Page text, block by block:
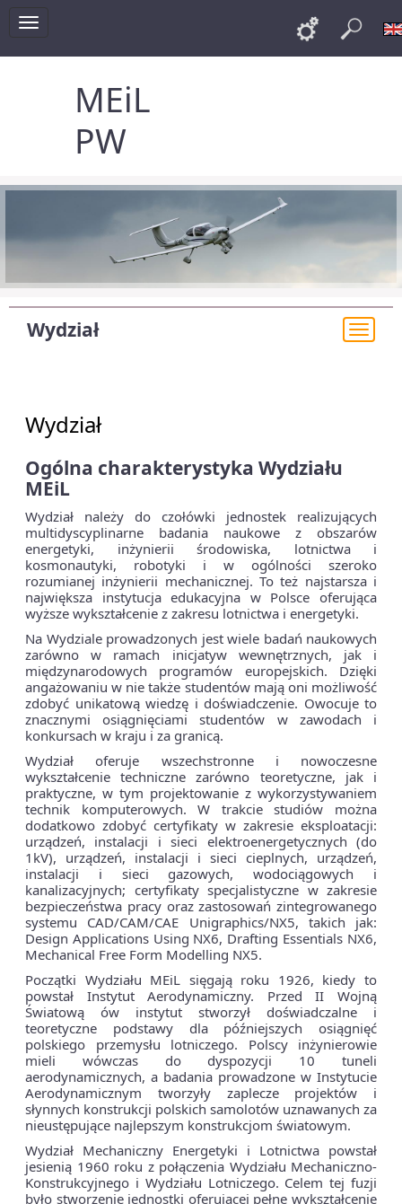
Toggle
navigation
Links
MEiL
PW
Wydział
Wydział
Ogólna charakterystyka Wydziału
MEiL
Wydział należy do czołówki jednostek realizujących
multidyscyplinarne badania naukowe z obszarów
energetyki, inżynierii środowiska, lotnictwa i
kosmonautyki, robotyki i w ogólności szeroko
rozumianej inżynierii mechanicznej. To też najstarsza i
największa instytucja edukacyjna w Polsce oferująca
wyższe wykształcenie z zakresu lotnictwa i energetyki.
Na Wydziale prowadzonych jest wiele badań naukowych
zarówno w ramach inicjatyw wewnętrznych, jak i
międzynarodowych programów europejskich. Dzięki
angażowaniu w nie także studentów mają oni możliwość
zdobyć unikatową wiedzę i doświadczenie. Owocuje to
znacznymi osiągnięciami studentów w zawodach i
konkursach w kraju i za granicą.
Wydział oferuje wszechstronne i nowoczesne
wykształcenie techniczne zarówno teoretyczne, jak i
praktyczne, w tym projektowanie z wykorzystywaniem
technik komputerowych. W trakcie studiów można
dodatkowo zdobyć certyfikaty w zakresie eksploatacji:
urządzeń, instalacji i sieci elektroenergetycznych (do
1kV), urządzeń, instalacji i sieci cieplnych, urządzeń,
instalacji i sieci gazowych, wodociągowych i
kanalizacyjnych; certyfikaty specjalistyczne w zakresie
bezpieczeństwa pracy oraz zastosowań zintegrowanego
systemu CAD/CAM/CAE Unigraphics/NX5, takich jak:
Design Applications Using NX6, Drafting Essentials NX6,
Mechanical Free Form Modelling NX5.
Początki Wydziału MEiL sięgają roku 1926, kiedy to
powstał Instytut Aerodynamiczny. Przed II Wojną
Światową ów instytut stworzył doświadczalne i
teoretyczne podstawy dla późniejszych osiągnięć
polskiego przemysłu lotniczego. Polscy inżynierowie
mieli wówczas do dyspozycji 10 tuneli
aerodynamicznych, a badania prowadzone w Instytucie
Aerodynamicznym tworzyły zaplecze projektów i
słynnych konstrukcji polskich samolotów uznawanych za
nieustępujące najlepszym konstrukcjom światowym.
Wydział Mechaniczny Energetyki i Lotnictwa powstał
jesienią 1960 roku z połączenia Wydziału Mechaniczno-
Konstrukcyjnego i Wydziału Lotniczego. Celem tej fuzji
było stworzenie jednostki oferującej pełne wykształcenie